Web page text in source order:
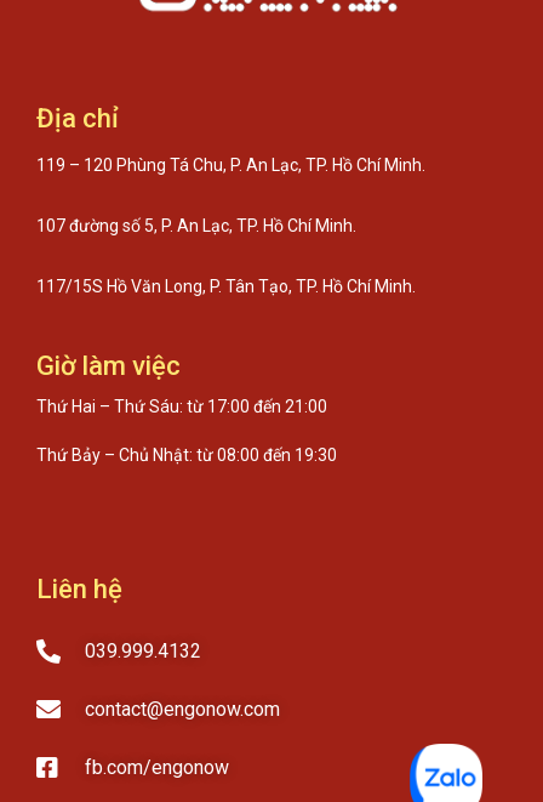
Địa chỉ
119 – 120 Phùng Tá Chu, P. An Lạc, TP. Hồ Chí Minh.
107 đường số 5, P. An Lạc, TP. Hồ Chí Minh.
117/15S Hồ Văn Long, P. Tân Tạo, TP. Hồ Chí Minh.
Giờ làm việc
Thứ Hai – Thứ Sáu: từ 17:00 đến 21:00
Thứ Bảy – Chủ Nhật: từ 08:00 đến 19:30
Liên hệ
039.999.4132
contact@engonow.com
fb.com/engonow​